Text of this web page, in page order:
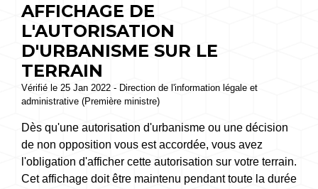
AFFICHAGE DE
L'AUTORISATION
D'URBANISME SUR LE
TERRAIN
Vérifié le 25 Jan 2022 - Direction de l'information légale et
administrative (Première ministre)
Dès qu'une autorisation d'urbanisme ou une décision
de non opposition vous est accordée, vous avez
l'obligation d'afficher cette autorisation sur votre terrain.
Cet affichage doit être maintenu pendant toute la durée